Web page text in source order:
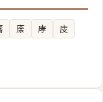
庩 庨
庋